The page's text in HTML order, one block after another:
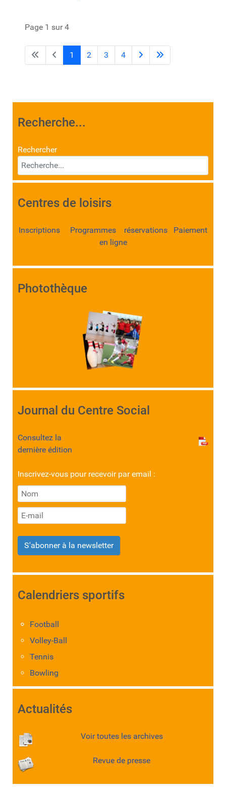
Page 1 sur 4
1 2 3 4
Recherche...
Rechercher
Centres de loisirs
Inscriptions Programmes réservations Paiement
en ligne
Photothèque
Journal du Centre Social
Consultez la
dernière édition
Inscrivez-vous pour recevoir par email :
S'abonner à la newsletter
Calendriers sportifs
Football
Volley-Ball
Tennis
Bowling
Actualités
Voir toutes les archives
Revue de presse